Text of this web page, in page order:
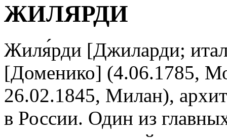
ЖИЛЯРДИ
Жиля́рди [Джиларди;
[Доменико] (4.06.1785,
26.02.1845, Милан),
в России. Один из